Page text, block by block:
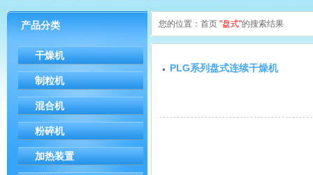
产品分类
干燥机
制粒机
混合机
粉碎机
加热装置
您的位置： 首页 "盘式"的搜索结果
PLG系列盘式连续干燥机